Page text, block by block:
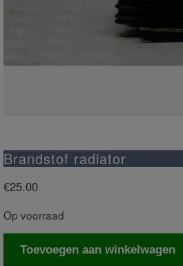
Brandstof radiator
€25.00
Op voorraad
Brandstof
Toevoegen aan winkelwagen